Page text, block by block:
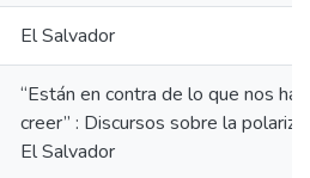
El Salvador
“Están en contra de lo que nos
creer” : Discursos sobre la
El Salvador